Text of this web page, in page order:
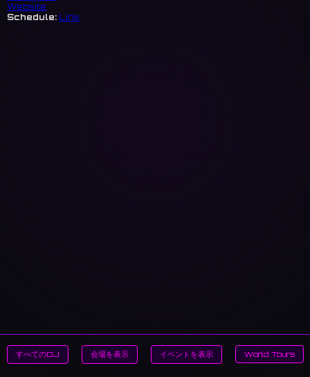
Website
Schedule: Link
すべてのDJ 会場を表示 イベントを表示 World Tours